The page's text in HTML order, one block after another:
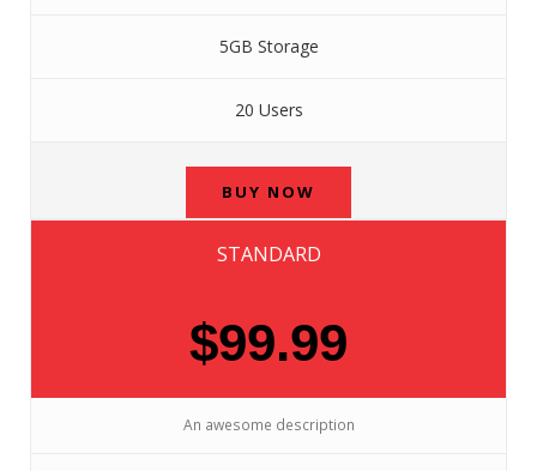
5GB Storage
20 Users
BUY NOW
STANDARD
$99.99
An awesome description